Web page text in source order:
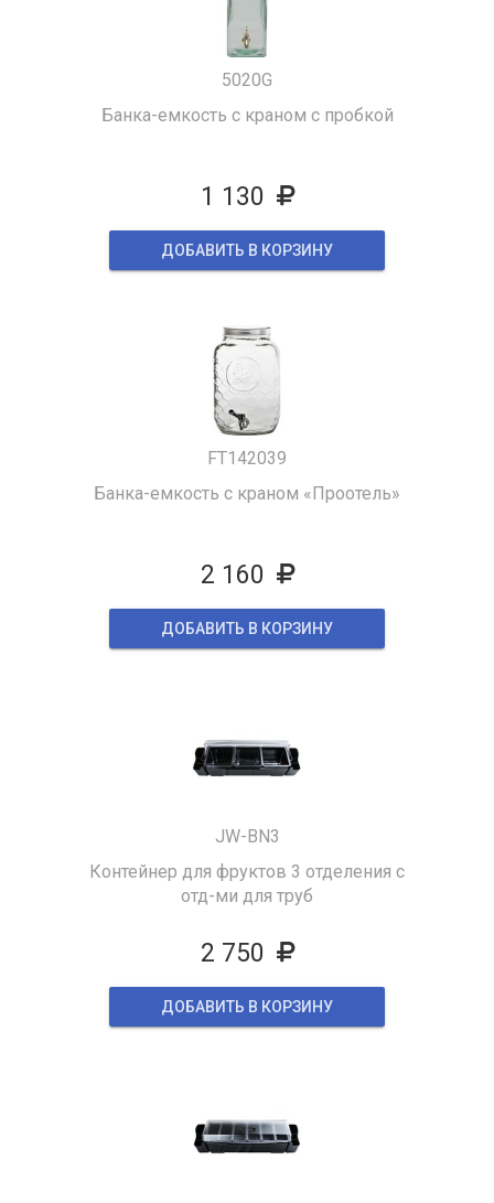
5020G
Банка-емкость с краном с пробкой
1 130
ДОБАВИТЬ В КОРЗИНУ
FT142039
Банка-емкость с краном «Проотель»
2 160
ДОБАВИТЬ В КОРЗИНУ
JW-BN3
Контейнер для фруктов 3 отделения с
отд-ми для труб
2 750
ДОБАВИТЬ В КОРЗИНУ